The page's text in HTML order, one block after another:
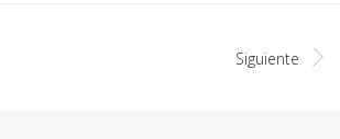
Siguiente